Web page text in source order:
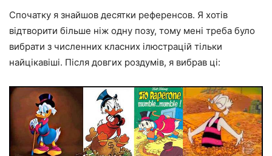
Спочатку я знайшов десятки референсов. Я хотів
відтворити більше ніж одну позу, тому мені треба було
вибрати з численних класних ілюстрацій тільки
найцікавіші. Після довгих роздумів, я вибрав ці: